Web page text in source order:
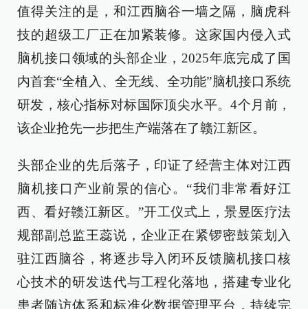
值得关注的是，和江西脑谷一墙之隔，脑虎科
技的超级工厂正在加紧装修。这家国内侵入式
脑机接口领域的头部企业，2025年底完成了国
内首套“全植入、全无线、全功能”脑机接口系统
研发，核心指标对标国际顶尖水平。4个月前，
该企业抢先一步把生产端落在了赣江新区。
头部企业的先后落子，印证了经营主体对江西
脑机接口产业前景的信心。“我们非常看好江
西、看好赣江新区。”开工仪式上，景昱医疗法
规部副总监王蕊说，企业正在紧锣密鼓策划入
驻江西脑谷，将逐步导入闭环反馈脑机接口核
心技术的研发迭代与工程化落地，搭建专业化
患者随访体系和标准化数据管理平台，持续完